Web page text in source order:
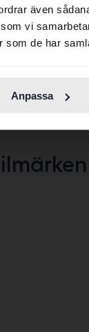
även
vi
de har
Anpassa
and